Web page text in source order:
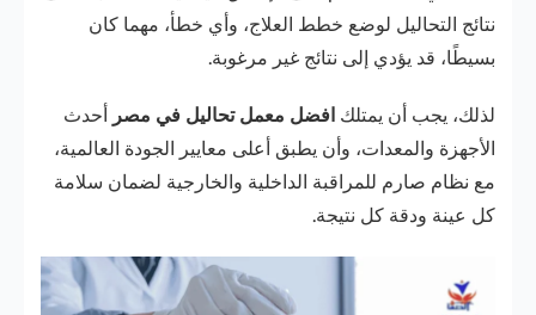
نتائج التحاليل لوضع خطط العلاج، وأي خطأ، مهما كان
بسيطًا، قد يؤدي إلى نتائج غير مرغوبة.
لذلك، يجب أن يمتلك افضل معمل تحاليل في مصر
أحدث
الأجهزة والمعدات، وأن يطبق أعلى معايير الجودة العالمية،
مع نظام صارم للمراقبة الداخلية والخارجية لضمان سلامة
كل عينة ودقة كل نتيجة.